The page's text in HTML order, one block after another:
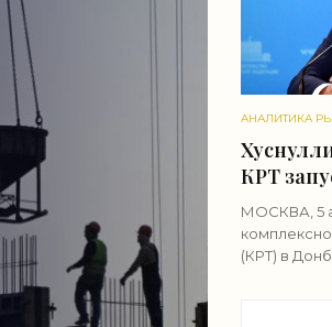
АНАЛИТИКА
КРТ
-
МОСКВА, 5
(КРТ) в